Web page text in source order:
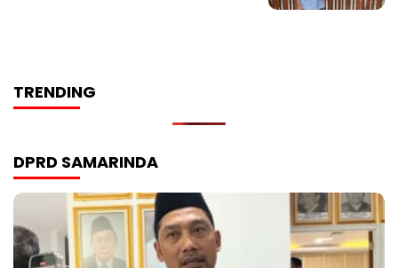
TRENDING
DPRD SAMARINDA